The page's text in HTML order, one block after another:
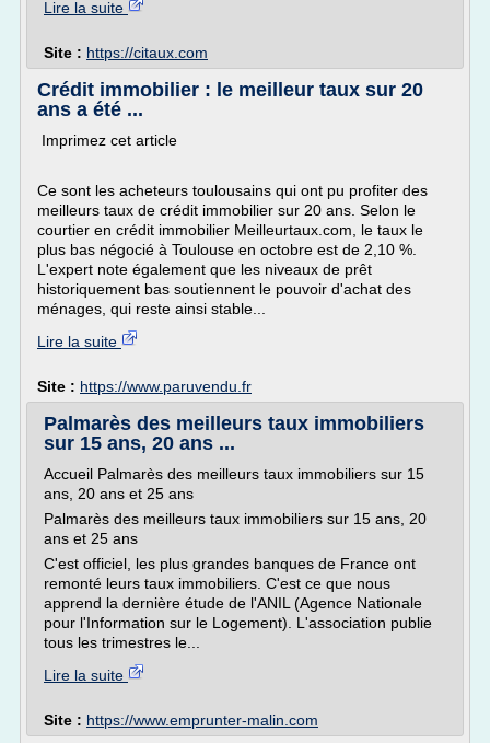
Lire la suite
Site : https://citaux.com
Crédit immobilier : le meilleur taux sur 20
ans a été ...
Imprimez cet article
Ce sont les acheteurs toulousains qui ont pu profiter des
meilleurs taux de crédit immobilier sur 20 ans. Selon le
courtier en crédit immobilier Meilleurtaux.com, le taux le
plus bas négocié à Toulouse en octobre est de 2,10 %.
L'expert note également que les niveaux de prêt
historiquement bas soutiennent le pouvoir d'achat des
ménages, qui reste ainsi stable...
Lire la suite
Site : https://www.paruvendu.fr
Palmarès des meilleurs taux immobiliers
sur 15 ans, 20 ans ...
Accueil Palmarès des meilleurs taux immobiliers sur 15
ans, 20 ans et 25 ans
Palmarès des meilleurs taux immobiliers sur 15 ans, 20
ans et 25 ans
C'est officiel, les plus grandes banques de France ont
remonté leurs taux immobiliers. C'est ce que nous
apprend la dernière étude de l'ANIL (Agence Nationale
pour l'Information sur le Logement). L'association publie
tous les trimestres le...
Lire la suite
Site : https://www.emprunter-malin.com